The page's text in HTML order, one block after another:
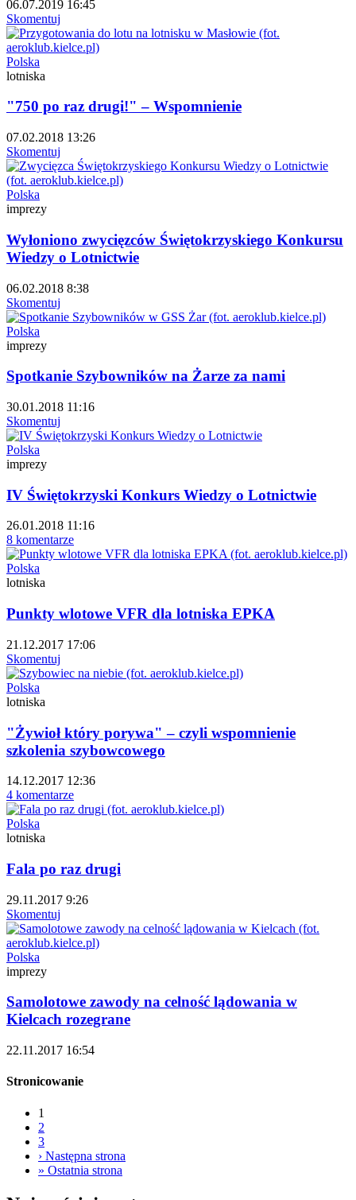
06.07.2019 16:45
Skomentuj
Polska
lotniska
"750 po raz drugi!" – Wspomnienie
07.02.2018 13:26
Skomentuj
Polska
imprezy
Wyłoniono zwycięzców Świętokrzyskiego Konkursu
Wiedzy o Lotnictwie
06.02.2018 8:38
Skomentuj
Polska
imprezy
Spotkanie Szybowników na Żarze za nami
30.01.2018 11:16
Skomentuj
Polska
imprezy
IV Świętokrzyski Konkurs Wiedzy o Lotnictwie
26.01.2018 11:16
8 komentarze
Polska
lotniska
Punkty wlotowe VFR dla lotniska EPKA
21.12.2017 17:06
Skomentuj
Polska
lotniska
"Żywioł który porywa" – czyli wspomnienie
szkolenia szybowcowego
14.12.2017 12:36
4 komentarze
Polska
lotniska
Fala po raz drugi
29.11.2017 9:26
Skomentuj
Polska
imprezy
Samolotowe zawody na celność lądowania w
Kielcach rozegrane
22.11.2017 16:54
Stronicowanie
1
2
3
› Następna strona
» Ostatnia strona